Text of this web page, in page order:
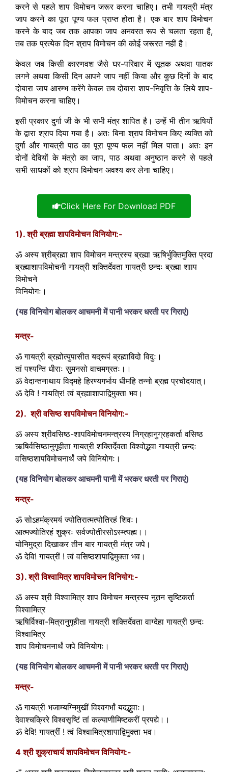
करने से पहले शाप विमोचन जरूर करना चाहिए। तभी गायत्री मंत्र
जाप करने का पूरा पूण्य फल प्राप्त होता है। एक बार शाप विमोचन
करने के बाद जब तक आपका जाप अनवरत रूप से चलता रहता है,
तब तक प्रत्येक दिन श्राप विमोचन की कोई जरूरत नहीं है।
केवल जब किसी कारणवश जैसे घर-परिवार में सूतक अथवा पातक
लगने अथवा किसी दिन आपने जाप नहीं किया और कुछ दिनों के बाद
दोबारा जाप आरम्भ करेंगे केवल तब दोबारा शाप-निवृत्ति के लिये शाप-
विमोचन करना चाहिए।
इसी प्रकार दुर्गा जी के भी सभी मंत्र शापित है। उन्हें भी तीन ऋषियों
के द्वारा श्राप दिया गया है। अतः बिना श्राप विमोचन किए व्यक्ति को
दुर्गा और गायत्री पाठ का पूरा पूण्य फल नहीं मिल पाता। अतः इन
दोनों देवियों के मंत्रो का जाप, पाठ अथवा अनुष्ठान करने से पहले
सभी साधकों को श्राप विमोचन अवश्य कर लेना चाहिए।
Click Here For Download PDF
1). श्री ब्रह्मा शापविमोचन विनियोग:-
ॐ अस्य श्रीब्रह्मा शाप विमोचन मन्त्रस्य ब्रह्मा ऋषिर्भुक्तिमुक्ति प्रदा
ब्रह्माशापविमोचनी गायत्री शक्तिर्देवता गायत्री छन्दः ब्रह्मा शााप
विमोचने
विनियोगः।
(यह विनियोग बोलकर आचमनी में पानी भरकर धरती पर गिराएं)
मन्त्र-
ॐ गायत्री ब्रह्मोत्युपासीत यद्रूपं ब्रह्माविदो विदुः।
तां पश्यन्ति धीराः सुमनसो वाचमग्रतः।।
ॐ वेदान्तनाथाय विद्महे हिरण्यगर्भाय धीमहि तन्नो ब्रह्म प्रचोदयात्।
ॐ देवि ! गायत्रि! त्वं ब्रह्माशापाद्विमुक्ता भव।
2). श्री वसिष्ठ शापविमोचन विनियोग:-
ॐ अस्य श्रीवसिष्ठ-शापविमोचनमन्त्रस्य निग्रहानुग्रहकर्ता वसिष्ठ
ऋषिर्वसिष्ठानुगृहीता गायत्री शक्तिर्देवता विश्वोद्भवा गायत्री छन्दः
वसिष्ठशापविमोचनार्थं जपे विनियोगः।
(यह विनियोग बोलकर आचमनी पानी में भरकर धरती पर गिराएं)
मन्त्र-
ॐ सोऽहमंक्रमयं ज्योतिरात्मत्योतिरहं शिवः।
आत्मज्योतिरहं शुक्रः सर्वज्योतीरसोऽस्म्त्यह्म।।
योनिमुद्रा दिखाकर तीन बार गायत्री मंत्र जपे।
ॐ देवि! गायत्रीं ! त्वं वसिष्ठशापाद्विमुक्ता भव।
3). श्री विश्वामित्र शापविमोचन विनियोग:-
ॐ अस्य श्री विश्वामित्र शाप विमोचन मन्त्रस्य नूतन सृष्टिकर्ता
विश्वामित्र
ऋषिर्विश्वा-मित्रानुगृहीता गायत्री शक्तिर्देवता वाग्देहा गायत्री छन्दः
विश्वामित्र
शाप विमोचननार्थं जपे विनियोगः।
(यह विनियोग बोलकर आचमनी में पानी भरकर धरती पर गिराएं)
मन्त्र-
ॐ गायत्री भजाम्यग्निमुखीं विश्वगर्भां यदद्भुवाः।
देवाश्चक्रिरे विश्वसृष्टिं तां कल्याणीमिष्टकरीं प्रपद्ये।।
ॐ देवि! गायत्रीं ! त्वं विश्वामित्रशापाद्विमुक्ता भव।
4 श्री शुक्राचार्य शापविमोचन विनियोग:-